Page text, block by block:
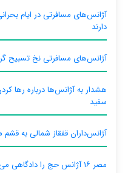
آژانس‌های مسافرتی در ایام
دارند
آژانس‌های مسافرتی نخ تسبیح
هشدار به آژانس‌ها درباره رها
سفید
آژانس‌داران قفقاز شمالی به قشم
مصر ۱۶ آژانس حج را دادگاهی می‌کند